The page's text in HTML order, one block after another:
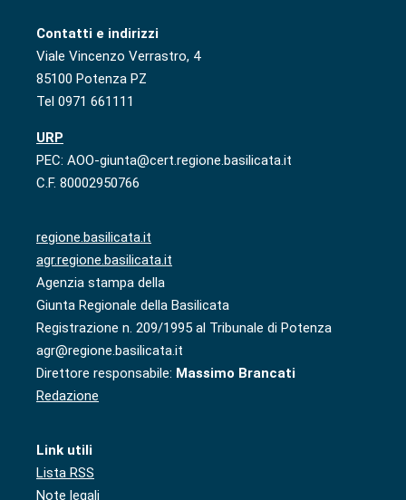
Contatti e indirizzi
Viale Vincenzo Verrastro, 4
85100 Potenza PZ
Tel 0971 661111
URP
PEC: AOO-giunta@cert.regione.basilicata.it
C.F. 80002950766
regione.basilicata.it
agr.regione.basilicata.it
Agenzia stampa della
Giunta Regionale della Basilicata
Registrazione n. 209/1995 al Tribunale di Potenza
agr@regione.basilicata.it
Direttore responsabile: Massimo Brancati
Redazione
Link utili
Lista RSS
Note legali